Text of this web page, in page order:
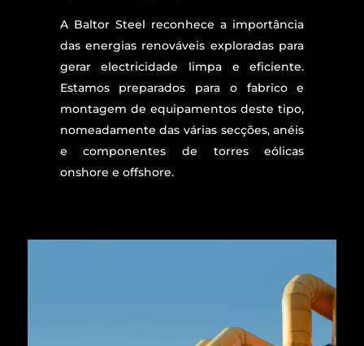
A Baltor Steel reconhece a importância
das energias renováveis exploradas para
gerar electricidade limpa e eficiente.
Estamos preparados para o fabrico e
montagem de equipamentos deste tipo,
nomeadamente das várias secções, anéis
e componentes de torres eólicas
onshore e offshore.